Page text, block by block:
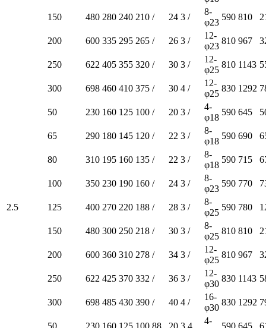
150
480 280 240 210 / 24 3 /
8-
φ23
590 810
200 600 335 295 265 / 26 3 /
12-
φ23
810 967
250 622 405 355 320 / 30 3 /
12-
φ25
810 1143
300 698 460 410 375 / 30 4 /
12-
φ25
830 1292
2.5
50 230 160 125 100 / 20 3 /
4-
φ18
590 645
65 290 180 145 120 / 22 3 /
8-
φ18
590 690
80 310 195 160 135 / 22 3 /
8-
φ18
590 715
100 350 230 190 160 / 24 3 /
8-
φ23
590 770
125 400 270 220 188 / 28 3 /
8-
φ25
590 780
150 480 300 250 218 / 30 3 /
8-
φ25
810 810
200 600 360 310 278 / 34 3 /
12-
φ25
810 967
250 622 425 370 332 / 36 3 /
12-
φ30
830 1143
300 698 485 430 390 / 40 4 /
16-
φ30
830 1292
4-